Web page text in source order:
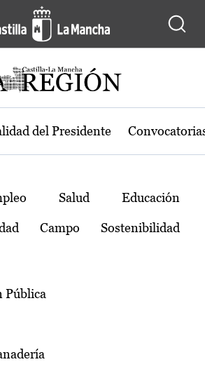
región de Castilla-La
del Presidente
Salud Educación
Campo Sostenibilidad
Pública